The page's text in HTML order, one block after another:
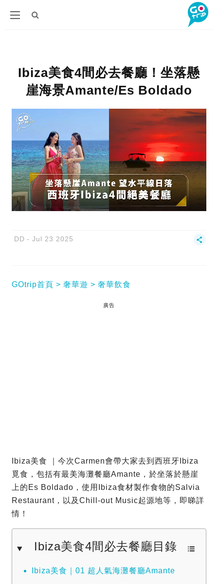
Ibiza美食4間必去餐廳！坐落懸
崖海景Amante/Es Boldado
DD Jul 23 2025
GOtrip首頁 奢華遊 奢華飲食
廣告
Ibiza美食 ｜今次Carmen會帶大家去到西班牙Ibiza
覓食，包括有最美海灘餐廳Amante，於坐落於懸崖
上的Es Boldado，使用Ibiza食材製作食物的Salvia
Restaurant，以及Chill-out Music起源地等，即睇詳
情！
Ibiza美食4間必去餐廳目錄
Ibiza美食｜01 超人氣海灘餐廳Amante